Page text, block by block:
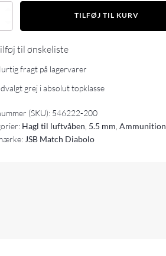
TILFØJ TIL KURV
til ønskeliste
fragt på lagervarer
grej i absolut topklasse
(SKU): 546222-200
Hagl til luftvåben 5.5 mm ,Ammunition
JSB Match Diabolo